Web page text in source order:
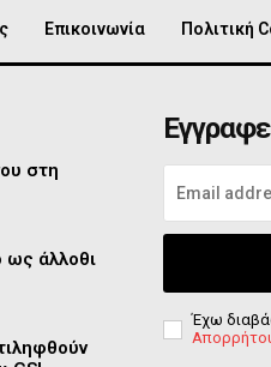
Επικοινωνία Πολιτική
στη
ως άλλοθι
Έχω